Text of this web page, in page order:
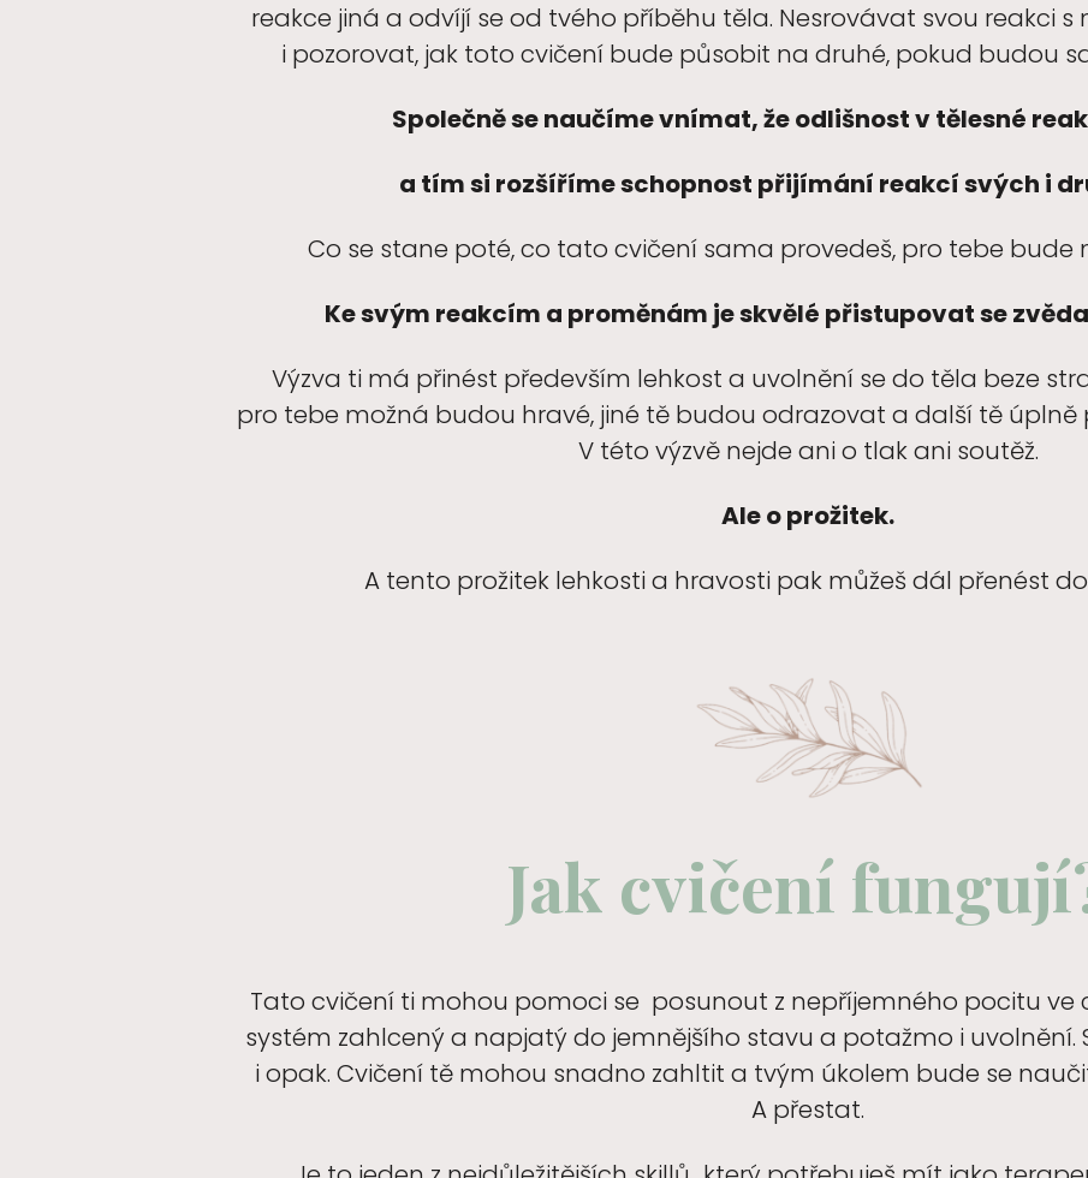
reakce jiná a odvíjí se od tvého příběhu těla. Nesrovávat svou reakci s
i pozorovat, jak toto cvičení bude působit na druhé, pokud budou
Společně se naučíme vnímat, že odlišnost v tělesné
a tím si rozšíříme schopnost přijímání reakcí svých i
Co se stane poté, co tato cvičení sama provedeš, pro tebe bude
Ke svým reakcím a proměnám je skvělé přistupovat se
Výzva ti má přinést především lehkost a uvolnění se do těla beze
pro tebe možná budou hravé, jiné tě budou odrazovat a další tě úplně
V této výzvě nejde ani o tlak ani soutěž.
Ale o prožitek.
A tento prožitek lehkosti a hravosti pak můžeš dál přenést
Jak cvičení
Tato cvičení ti mohou pomoci se posunout z nepříjemného pocitu ve
systém zahlcený a napjatý do jemnějšího stavu a potažmo i uvolnění.
i opak. Cvičení tě mohou snadno zahltit a tvým úkolem bude se
A přestat.